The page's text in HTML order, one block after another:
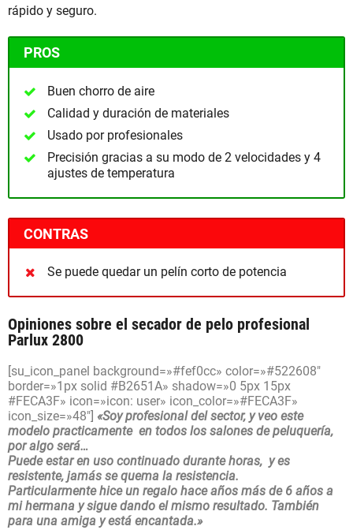
rápido y seguro.
PROS
Buen chorro de aire
Calidad y duración de materiales
Usado por profesionales
Precisión gracias a su modo de 2 velocidades y 4
ajustes de temperatura
CONTRAS
Se puede quedar un pelín corto de potencia
Opiniones sobre el secador de pelo profesional
Parlux 2800
[su_icon_panel background=»#fef0cc» color=»#522608″
border=»1px solid #B2651A» shadow=»0 5px 15px
#FECA3F» icon=»icon: user» icon_color=»#FECA3F»
icon_size=»48″] «Soy profesional del sector, y veo este
modelo practicamente en todos los salones de peluquería,
por algo será…
Puede estar en uso continuado durante horas, y es
resistente, jamás se quema la resistencia.
Particularmente hice un regalo hace años más de 6 años a
mi hermana y sigue dando el mismo resultado. También
para una amiga y está encantada.»